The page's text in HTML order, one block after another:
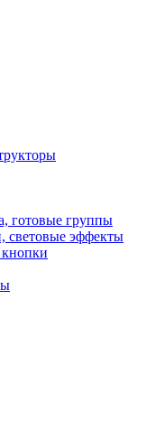
готовые группы
световые эффекты